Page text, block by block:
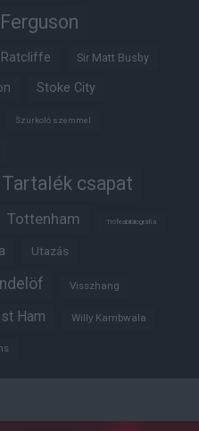
Sir Matt Busby
Stoke City
Szurkoló szemmel
Tartalék csapat
Tottenham Trófeabibliográfia
Utazás
Visszhang
Ham Willy Kambwala